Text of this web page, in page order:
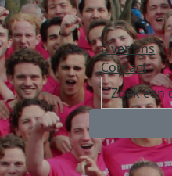
Over ons
Contact